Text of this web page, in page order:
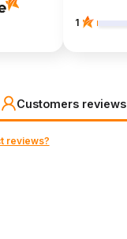
1
Customers reviews
reviews?